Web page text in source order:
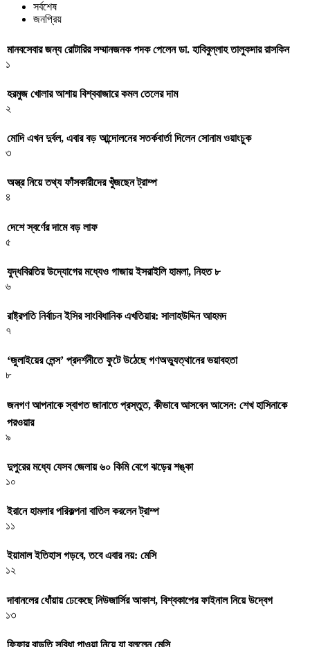
সর্বশেষ
জনপ্রিয়
মানবসেবার জন্য রোটারির সম্মানজনক পদক পেলেন ডা. হাবিবুল্লাহ তালুকদার রাসকিন
১
হরমুজ খোলার আশায় বিশ্ববাজারে কমল তেলের দাম
২
মোদি এখন দুর্বল, এবার বড় আন্দোলনের সতর্কবার্তা দিলেন সোনাম ওয়াংচুক
৩
অস্ত্র নিয়ে তথ্য ফাঁসকারীদের খুঁজছেন ট্রাম্প
৪
দেশে স্বর্ণের দামে বড় লাফ
৫
যুদ্ধবিরতির উদ্যোগের মধ্যেও গাজায় ইসরাইলি হামলা, নিহত ৮
৬
রাষ্ট্রপতি নির্বাচন ইসির সাংবিধানিক এখতিয়ার: সালাহউদ্দিন আহমদ
৭
‘জুলাইয়ের লেন্স’ প্রদর্শনীতে ফুটে উঠেছে গণঅভ্যুত্থানের ভয়াবহতা
৮
জনগণ আপনাকে স্বাগত জানাতে প্রস্তুত, কীভাবে আসবেন আসেন: শেখ হাসিনাকে
পরওয়ার
৯
দুপুরের মধ্যে যেসব জেলায় ৬০ কিমি বেগে ঝড়ের শঙ্কা
১০
ইরানে হামলার পরিকল্পনা বাতিল করলেন ট্রাম্প
১১
ইয়ামাল ইতিহাস গড়বে, তবে এবার নয়: মেসি
১২
দাবানলের ধোঁয়ায় ঢেকেছে নিউজার্সির আকাশ, বিশ্বকাপের ফাইনাল নিয়ে উদ্বেগ
১৩
ফিফার বাড়তি সুবিধা পাওয়া নিয়ে যা বললেন মেসি